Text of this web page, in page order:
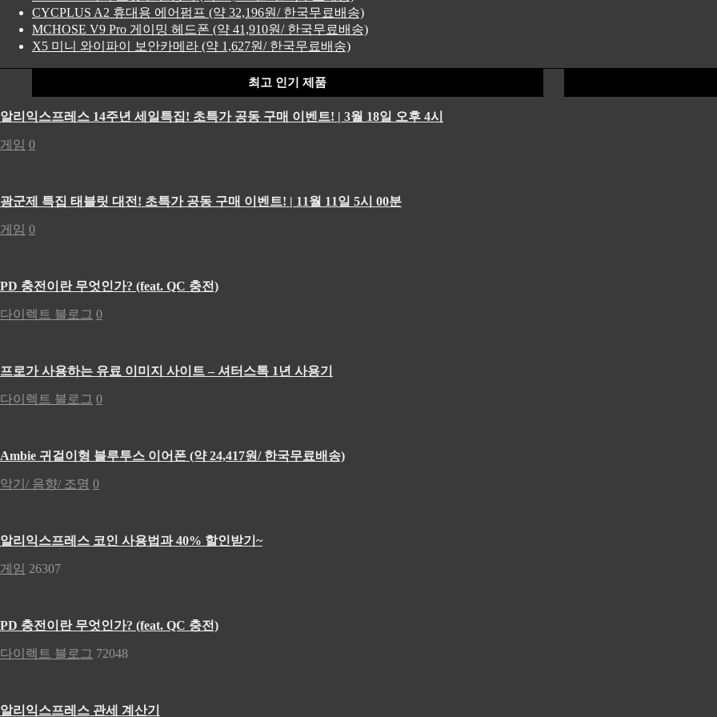
CYCPLUS A2 휴대용 에어펌프 (약 32,196원/ 한국무료배송)
MCHOSE V9 Pro 게이밍 헤드폰 (약 41,910원/ 한국무료배송)
X5 미니 와이파이 보안카메라 (약 1,627원/ 한국무료배송)
최고 인기 제품
알리익스프레스 14주년 세일특집! 초특가 공동 구매 이벤트! | 3월 18일 오후 4시
게임 0
광군제 특집 태블릿 대전! 초특가 공동 구매 이벤트! | 11월 11일 5시 00분
게임 0
PD 충전이란 무엇인가? (feat. QC 충전)
다이렉트 블로그 0
프로가 사용하는 유료 이미지 사이트 – 셔터스톡 1년 사용기
다이렉트 블로그 0
Ambie 귀걸이형 블루투스 이어폰 (약 24,417원/ 한국무료배송)
악기/ 음향/ 조명 0
알리익스프레스 코인 사용법과 40% 할인받기~
게임 26307
PD 충전이란 무엇인가? (feat. QC 충전)
다이렉트 블로그 72048
알리익스프레스 관세 계산기